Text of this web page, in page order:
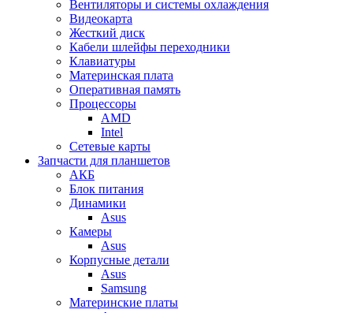
Вентиляторы и системы охлаждения
Видеокарта
Жесткий диск
Кабели шлейфы переходники
Клавиатуры
Материнская плата
Оперативная память
Процессоры
AMD
Intel
Сетевые карты
Запчасти для планшетов
АКБ
Блок питания
Динамики
Asus
Камеры
Asus
Корпусные детали
Asus
Samsung
Материнские платы